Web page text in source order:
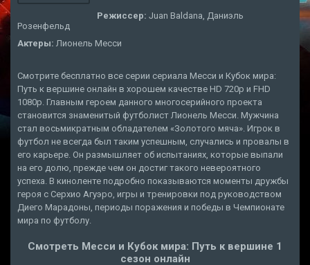
Режиссер: Juan Baldana, Даниэль
Розенфельд
Актеры: Лионель Месси
Смотрите бесплатно все серии сериала Месси и Кубок мира:
Путь к вершине онлайн в хорошем качестве HD 720p и FHD
1080p. Главным героем данного многосерийного проекта
становится знаменитый футболист Лионель Месси. Мужчина
стал восьмикратным обладателем «Золотого мяча». Игрок в
футбол не всегда был таким успешным, случались и провалы в
его карьере. Он размышляет об испытаниях, которые выпали
на его долю, прежде чем он достиг такого невероятного
успеха. В киноленте подробно показываются моменты дружбы
героя с Серхио Агуэро, игры и тренировки под руководством
Диего Марадоны, периоды поражения и победы в Чемпионате
мира по футболу.
Смотреть Месси и Кубок мира: Путь к вершине 1
сезон онлайн